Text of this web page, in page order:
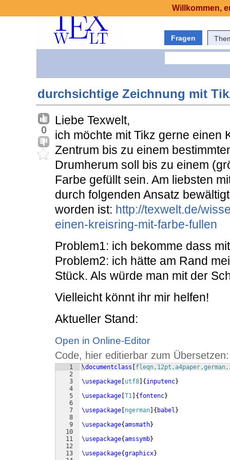
Fragen
durchsichtige Zeichnung mit
0
Liebe Texwelt,
ich möchte mit Tikz gerne einen
Zentrum bis zu einem
Drumherum soll bis zu einem
Farbe gefüllt sein. Am liebsten
durch folgenden Ansatz
worden ist: http://texwelt.de/
einen-kreisring-mit-farbe-fullen
Problem1: ich bekomme dass
Problem2: ich hätte am Rand
Stück. Als würde man mit der
Vielleicht könnt ihr mir helfen!
Aktueller Stand:
Open in Online-Editor
Code, hier editierbar zum Übersetzen:
1
2
3
4
5
6
7
8
9
10
11
12
13
\documentclass
\usepackage utf8 { inputenc}
\usepackage T1 { fontenc}
\usepackage ngerman { babel }
\usepackage{amsmath}
\usepackage{amssymb}
\usepackage{graphicx}
Willkommen,